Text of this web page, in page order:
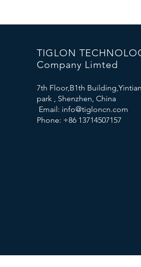
TIGLON
Company Limted
7th Floor,B1th
park , Shenzhen, China
Email: info@tigloncn.com
Phone: +86 13714507157